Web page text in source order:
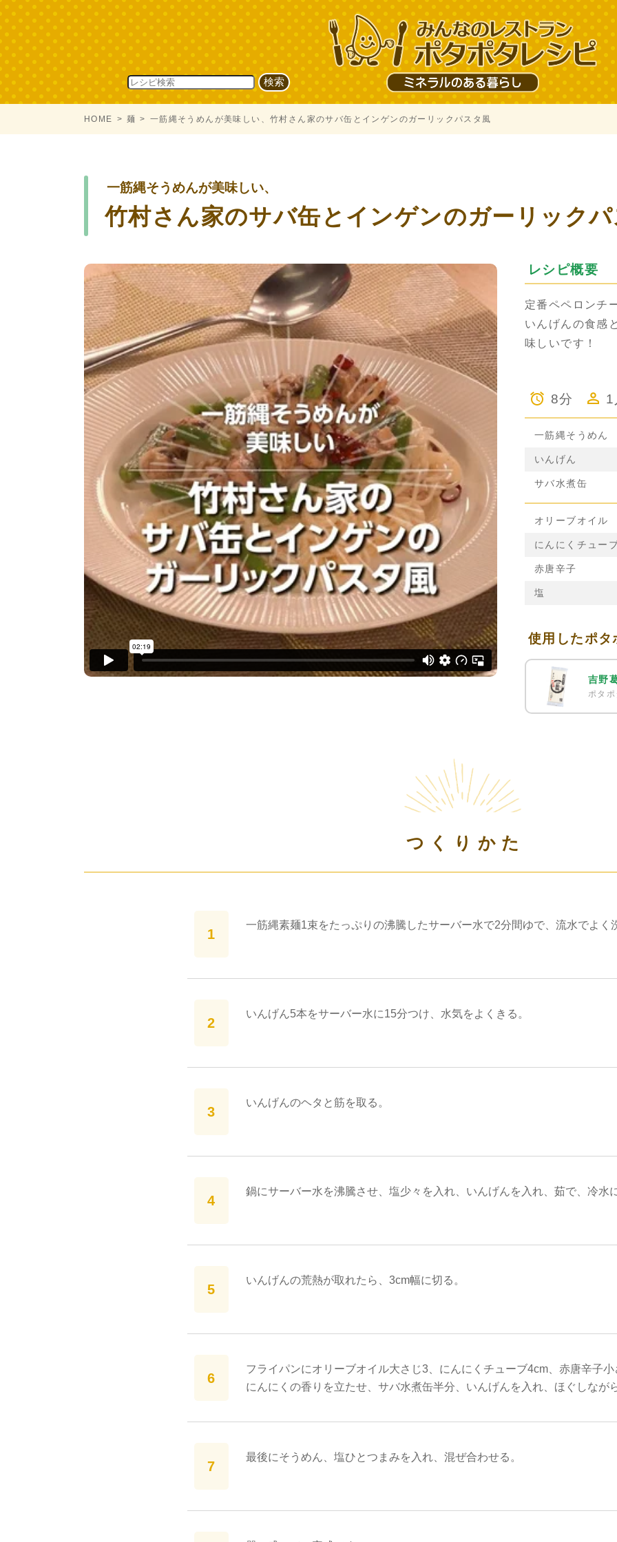
HOME 麺 一筋縄そうめんが美味しい、竹村さん家のサバ缶とインゲンのガーリックパスタ風
一筋縄そうめんが美味しい、
竹村さん家のサバ缶とインゲンのガーリック
レシピ概要
定番ペペロンチ
いんげんの食感
味しいです！
8分 1
一筋縄そうめん
いんげん
サバ水煮缶
オリーブオイル
にんにくチュー
赤唐辛子
塩
使用したポタ
吉野
ポタ
つくりかた
一筋縄素麺1束をたっぷりの沸騰したサーバー水で2分間ゆで、流水でよく
いんげん5本をサーバー水に15分つけ、水気をよくきる。
いんげんのヘタと筋を取る。
鍋にサーバー水を沸騰させ、塩少々を入れ、いんげんを入れ、茹で、冷水
いんげんの荒熱が取れたら、3cm幅に切る。
フライパンにオリーブオイル大さじ3、にんにくチューブ4cm、赤唐辛子小
にんにくの香りを立たせ、サバ水煮缶半分、いんげんを入れ、ほぐしなが
最後にそうめん、塩ひとつまみを入れ、混ぜ合わせる。